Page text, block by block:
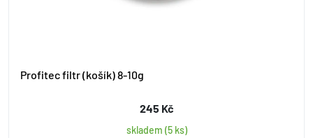
Profitec filtr (košík) 8-10g
245 Kč
skladem (5 ks)